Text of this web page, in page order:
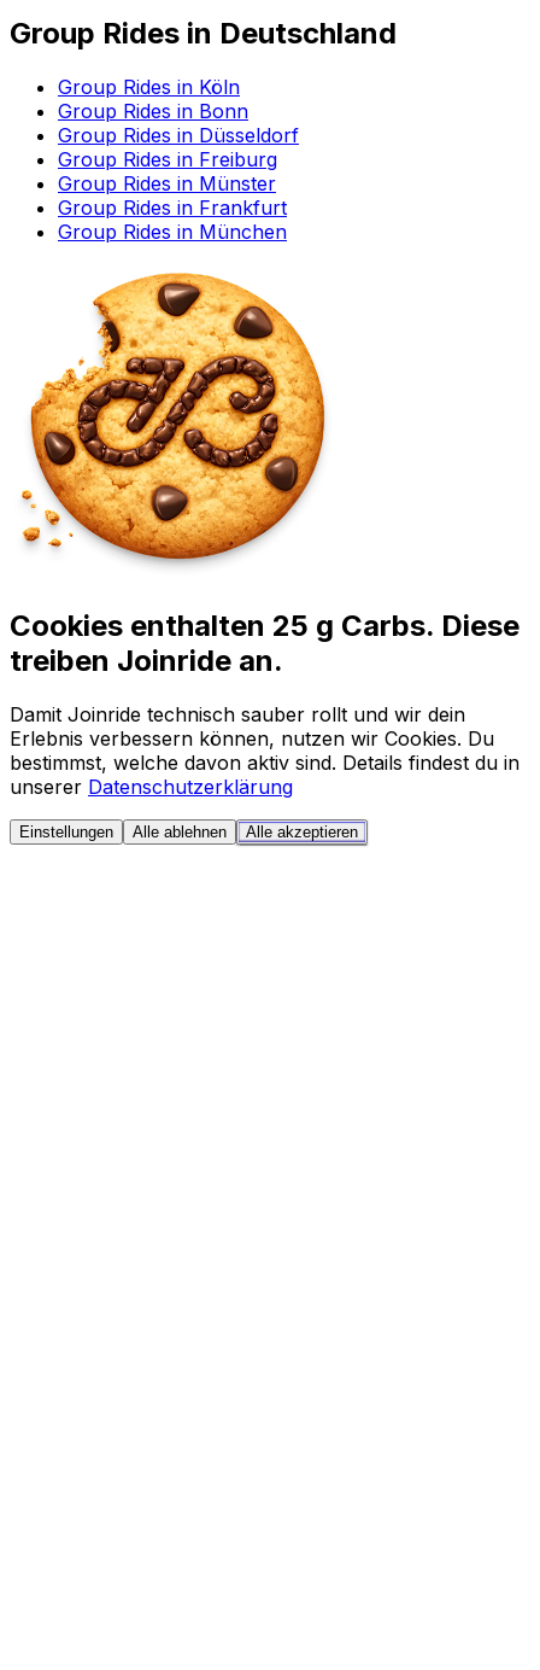
Group Rides in Deutschland
Group Rides in Köln
Group Rides in Bonn
Group Rides in Düsseldorf
Group Rides in Freiburg
Group Rides in Münster
Group Rides in Frankfurt
Group Rides in München
Cookies enthalten 25 g Carbs. Diese
treiben Joinride an.
Damit Joinride technisch sauber rollt und wir dein
Erlebnis verbessern können, nutzen wir Cookies. Du
bestimmst, welche davon aktiv sind. Details findest du in
unserer Datenschutzerklärung
Einstellungen Alle ablehnen Alle akzeptieren